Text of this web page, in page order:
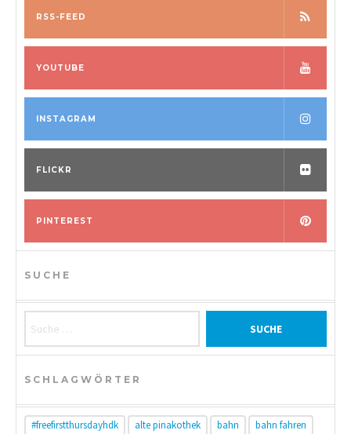
RSS-FEED
YOUTUBE
INSTAGRAM
FLICKR
PINTEREST
SUCHE
SCHLAGWÖRTER
#freefirstthursdayhdk alte pinakothek bahn bahn fahren